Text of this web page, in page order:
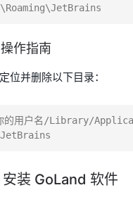
作指南
位并删除以下目录：
的用户名/Library/
装 GoLand 软件